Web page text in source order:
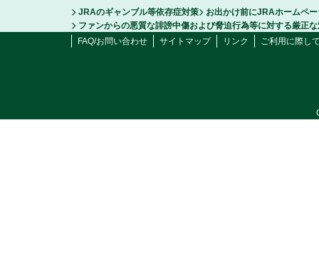
JRAのギャンブル等依存症対策
お出かけ前にJRAホームペ
ファンからの悪質な誹謗中傷および脅迫行為等に対する厳正
FAQ/お問い合わせ
サイトマップ リンク ご利用に際し